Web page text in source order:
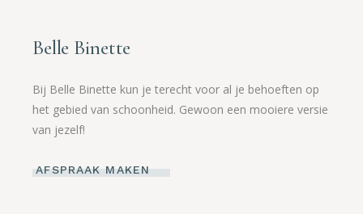
Belle Binette
Bij Belle Binette kun je terecht voor al je behoeften op
het gebied van schoonheid. Gewoon een mooiere versie
van jezelf!
AFSPRAAK MAKEN